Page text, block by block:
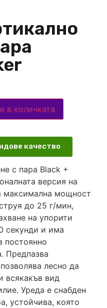
в количката
качество
с пара Black +
версия на
максимална мощност
до 25 г/мин,
на упорити
секунди и има
постоянно
Предпазва
лесно да
всякакъв вид
Уреда е снабден
устойчива, която